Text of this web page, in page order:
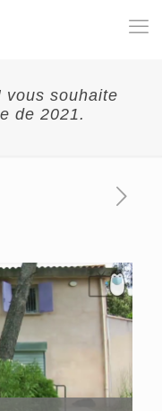
vous souhaite
de 2021.